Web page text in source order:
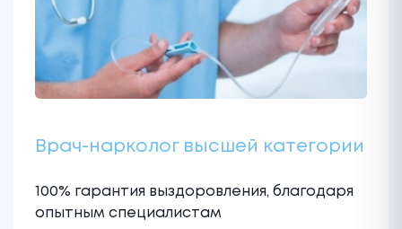
Врач-нарколог высшей категории
100% гарантия выздоровления, благодаря
опытным специалистам